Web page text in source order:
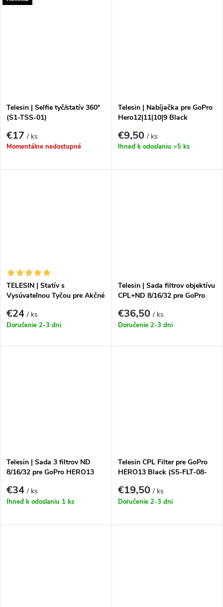
Telesin | Selfie tyč/statív 360°
(S1-TSS-01)
€17/ ks
Momentálne nedostupné
Telesin | Nabíjačka pre GoPro
Hero12|11|10|9 Black
€9,50/ ks
Ihneď k odoslaniu >5 ks
TELESIN | Statív s
Vysúvateľnou Tyčou pre Akčné
€24/ ks
Doručenie 2-3 dni
Telesin | Sada filtrov objektívu
CPL+ND 8/16/32 pre GoPro
TGP)
€36,50/ ks
Doručenie 2-3 dni
Telesin | Sada 3 filtrov ND
8/16/32 pre GoPro HERO13
€34/ ks
Ihneď k odoslaniu 1 ks
Telesin CPL Filter pre GoPro
HERO13 Black (S5-FLT-08-
€19,50/ ks
Doručenie 2-3 dni